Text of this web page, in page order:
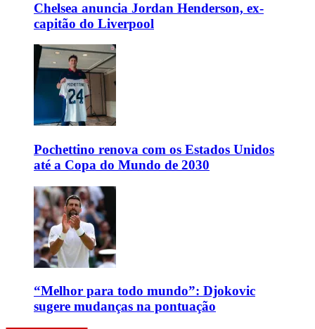
Chelsea anuncia Jordan Henderson, ex-
capitão do Liverpool
Pochettino renova com os Estados Unidos
até a Copa do Mundo de 2030
“Melhor para todo mundo”: Djokovic
sugere mudanças na pontuação